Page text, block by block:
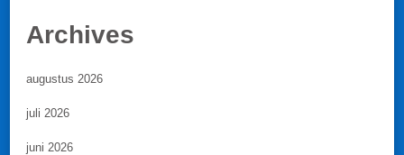
Archives
augustus 2026
juli 2026
juni 2026